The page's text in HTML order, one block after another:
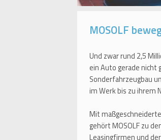
MOSOLF
Und zwar rund 2,5
ein Auto gerade
Sonderfahrzeugbau
im Werk bis zu ihrem
Mit
gehört MOSOLF zu
Leasingfirmen und